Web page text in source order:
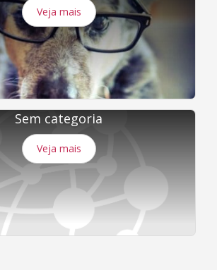
Veja mais
Sem categoria
Veja mais